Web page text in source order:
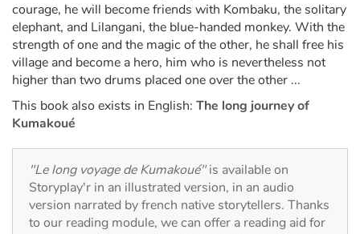
Ecology, nature, seasons
The animals
Travel, epic, investigation, adventure
Learning
courage, he will become friends with Kombaku, the solitary
elephant, and Lilangani, the blue-handed monkey. With the
strength of one and the magic of the other, he shall free his
village and become a hero, him who is nevertheless not
higher than two drums placed one over the other ...
This book also exists in English: The long journey of
Kumakoué
"Le long voyage de Kumakoué"is available on
Storyplay'r in an illustrated version, in an audio
version narrated by french native storytellers. Thanks
to our reading module, we can offer a reading aid for